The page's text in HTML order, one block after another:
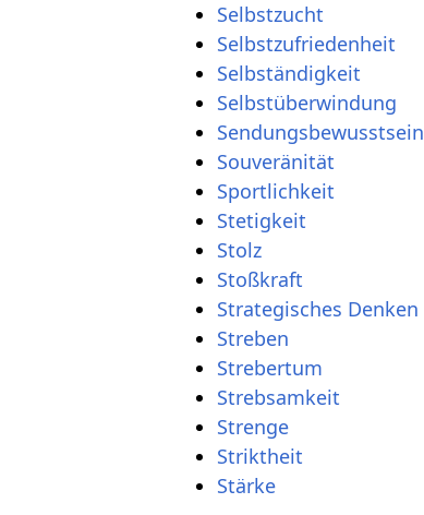
Selbstzucht
Selbstzufriedenheit
Selbständigkeit
Selbstüberwindung
Sendungsbewusstsein
Souveränität
Sportlichkeit
Stetigkeit
Stolz
Stoßkraft
Strategisches Denken
Streben
Strebertum
Strebsamkeit
Strenge
Striktheit
Stärke